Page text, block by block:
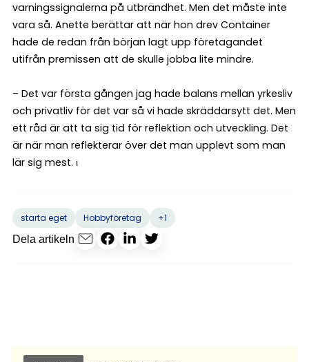
varningssignalerna på utbrändhet. Men det måste inte
vara så. Anette berättar att när hon drev Container
hade de redan från början lagt upp företagandet
utifrån premissen att de skulle jobba lite mindre.
– Det var första gången jag hade balans mellan yrkesliv
och privatliv för det var så vi hade skräddarsytt det. Men
ett råd är att ta sig tid för reflektion och utveckling. Det
är när man reflekterar över det man upplevt som man
lär sig mest. ι
starta eget Hobbyföretag
+1
Dela artikeln